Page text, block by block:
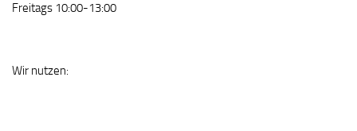
Freitags 10:00-13:00
Wir nutzen: